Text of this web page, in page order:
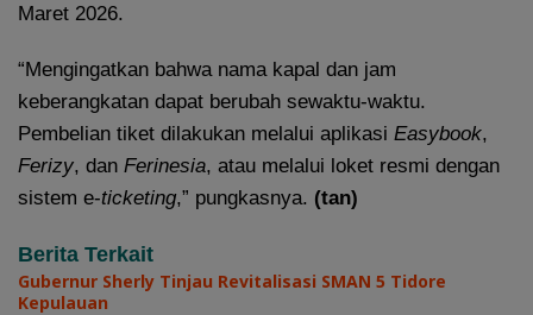
Maret 2026.
“Mengingatkan bahwa nama kapal dan jam
keberangkatan dapat berubah sewaktu-waktu.
Pembelian tiket dilakukan melalui aplikasi Easybook,
Ferizy, dan Ferinesia, atau melalui loket resmi dengan
sistem e-ticketing,” pungkasnya. (tan)
Berita Terkait
Gubernur Sherly Tinjau Revitalisasi SMAN 5 Tidore
Kepulauan